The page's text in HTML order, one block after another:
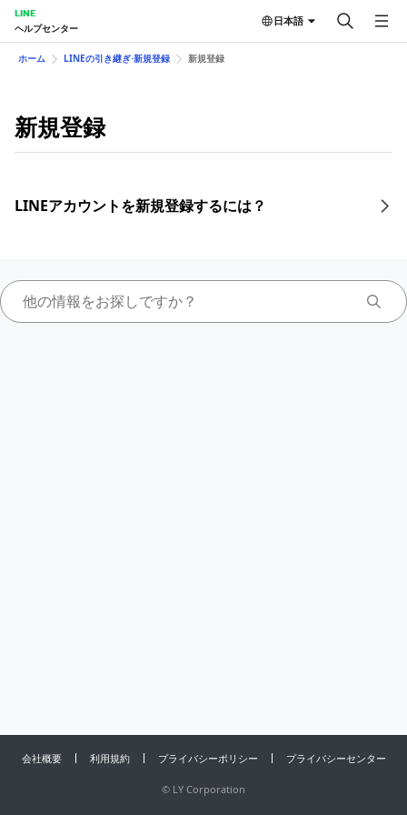
LINE
ヘルプセンター
日本語
ホーム LINEの引き継ぎ⋅新規登録 新規登録
新規登録
LINEアカウントを新規登録するには？
会社概要 利用規約 プライバシーポリシー プライバシーセンター
© LY Corporation